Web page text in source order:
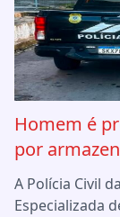
Homem é
por
A Polícia Civil
Especializada